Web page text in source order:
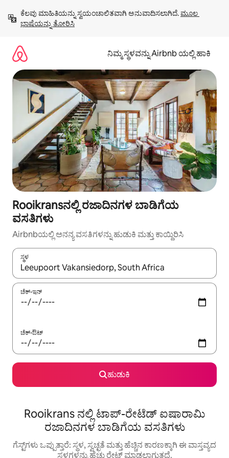
ಹೋಗಿ
ಕೆಲವು ಮಾಹಿತಿಯನ್ನು ಸ್ವಯಂಚಾಲಿತವಾಗಿ ಅನುವಾದಿಸಲಾಗಿದೆ. ಮೂಲ
ಭಾಷೆಯನ್ನು ತೋರಿಸಿ
ನಿಮ್ಮ ಸ್ಥಳವನ್ನು Airbnb ಯಲ್ಲಿ ಹಾಕಿ
Rooikransನಲ್ಲಿ ರಜಾದಿನಗಳ ಬಾಡಿಗೆಯ
ವಸತಿಗಳು
Airbnbಯಲ್ಲಿ ಅನನ್ಯ ವಸತಿಗಳನ್ನು ಹುಡುಕಿ ಮತ್ತು ಕಾಯ್ದಿರಿಸಿ
ಸ್ಥಳ
ಫಲಿತಾಂಶಗಳು ಲಭ್ಯವಿರುವಾಗ, ಅಪ್ ಮತ್ತು ಡೌನ್ ಬಾಣದ ಕೀಲಿಗಳೊಂದಿಗೆ
ಚೆಕ್-ಇನ್
ಚೆಕ್-ಔಟ್
ಹುಡುಕಿ
Rooikrans ನಲ್ಲಿ ಟಾಪ್-ರೇಟೆಡ್ ಐಷಾರಾಮಿ
ರಜಾದಿನಗಳ ಬಾಡಿಗೆಯ ವಸತಿಗಳು
ಗೆಸ್ಟ್‌ಗಳು ಒಪ್ಪುತ್ತಾರೆ: ಸ್ಥಳ, ಸ್ವಚ್ಛತೆ ಮತ್ತು ಹೆಚ್ಚಿನ ಕಾರಣಕ್ಕಾಗಿ ಈ ವಾಸ್ತವ್ಯದ
ಸ್ಥಳಗಳನ್ನು ಹೆಚ್ಚು ರೇಟ್ ಮಾಡಲಾಗುತ್ತದೆ.